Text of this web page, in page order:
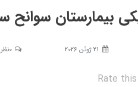
بیمارستان
21 ژوئن 2026 0نظر
Rate